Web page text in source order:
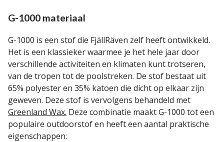
G-1000 materiaal
G-1000 is een stof die FjällRäven zelf heeft ontwikkeld.
Het is een klassieker waarmee je het hele jaar door
verschillende activiteiten en klimaten kunt trotseren,
van de tropen tot de poolstreken. De stof bestaat uit
65% polyester en 35% katoen die dicht op elkaar zijn
geweven. Deze stof is vervolgens behandeld met
Greenland Wax. Deze combinatie maakt G-1000 tot een
populaire outdoorstof en heeft een aantal praktische
eigenschappen: